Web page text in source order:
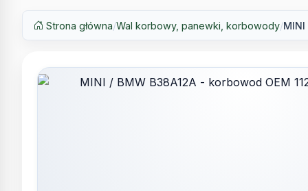
Strona główna/Wal korbowy, panewki, korbowody/